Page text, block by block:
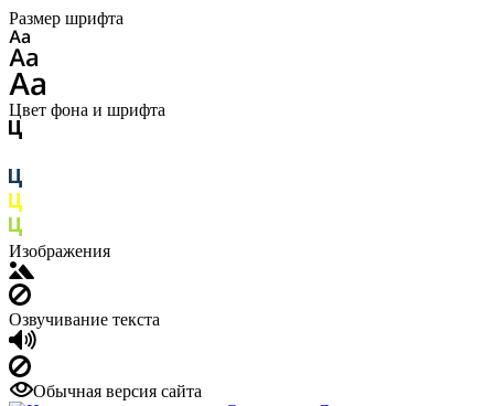
Размер шрифта
Цвет фона и шрифта
Изображения
Озвучивание текста
Обычная версия сайта